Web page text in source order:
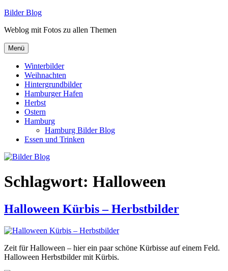
Zum
springen
Bilder Blog
Weblog mit Fotos zu allen Themen
Menü
Winterbilder
Weihnachten
Hintergrundbilder
Hamburger Hafen
Herbst
Ostern
Hamburg
Hamburg Bilder Blog
Essen und Trinken
Schlagwort: Halloween
Halloween Kürbis – Herbstbilder
Zeit für Halloween – hier ein paar schöne Kürbisse auf einem Feld.
Halloween Herbstbilder mit Kürbis.